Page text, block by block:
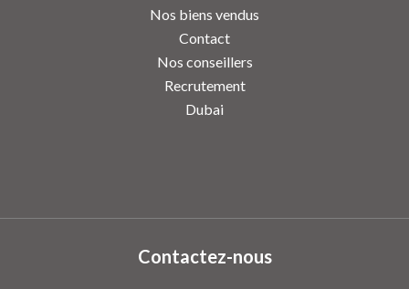
Nos biens vendus
Contact
Nos conseillers
Recrutement
Dubai
Contactez-nous